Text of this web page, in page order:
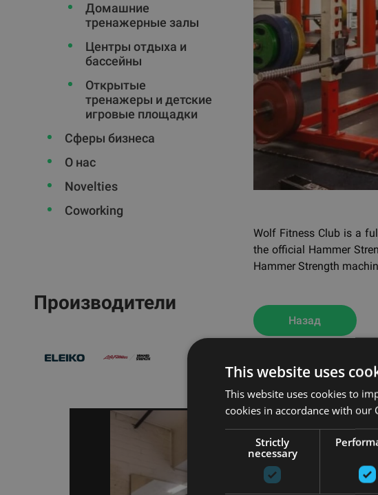
Домашние
тренажерные залы
Центры отдыха и
бассейны
Открытые
тренажеры и детские
игровые площадки
Сферы бизнеса
О нас
Novelties
Coworking
Производители
Wolf Fitness Club is a
the official Hammer
Hammer Strength
Назад
This website uses
This website uses cookies to
cookies in accordance with our
Strictly
necessary